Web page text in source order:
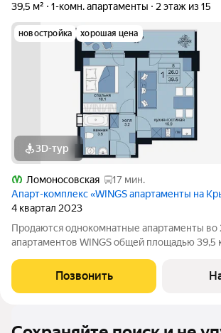
39,5 м² 1-комн. апартаменты 2 этаж из 15
новостройка хорошая цена
3D-тур
Ломоносовская
17 мин.
Апарт-комплекс «WINGS апартаменты на
4 квартал 2023
Продаются однокомнатные апартаменты во
апартаментов WINGS общей площадью 39,5
сроком до 1,5 лет. Комплекс апартаментов
располагается по адресу улица
Позвонить